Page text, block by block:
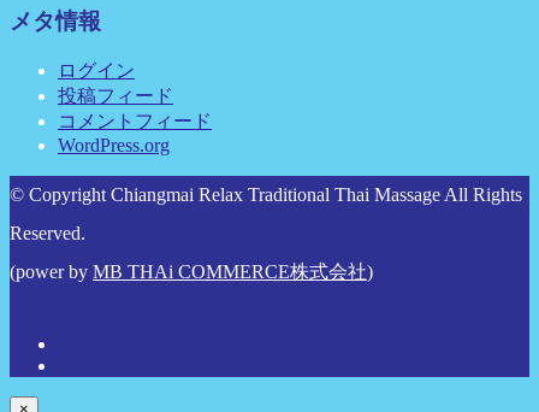
メタ情報
ログイン
投稿フィード
コメントフィード
WordPress.org
© Copyright Chiangmai Relax Traditional Thai Massage All Rights
Reserved.
(power by MB THAi COMMERCE株式会社)